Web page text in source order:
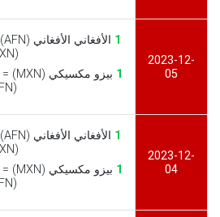
2023-12-
05
1 الأفغاني الأفغاني (AFN) =
(MXN)
1 بيزو مكسيكي (MXN) =
(AFN)
2023-12-
04
1 الأفغاني الأفغاني (AFN) =
(MXN)
1 بيزو مكسيكي (MXN) =
(AFN)